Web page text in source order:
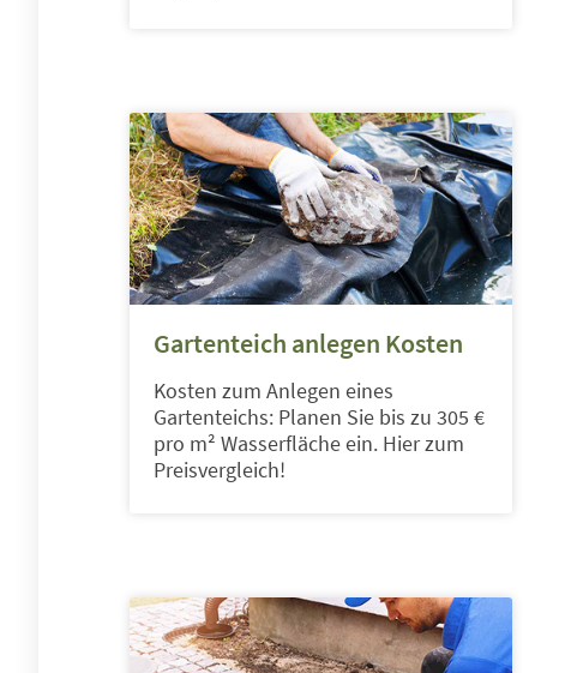
Gartenteich anlegen Kosten
Kosten zum Anlegen eines
Gartenteichs: Planen Sie bis zu 305 €
pro m² Wasserfläche ein. Hier zum
Preisvergleich!